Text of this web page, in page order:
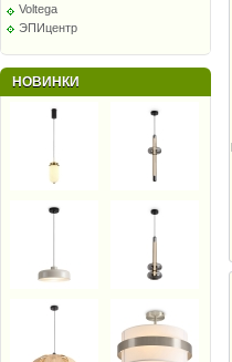
Voltega
ЭПИцентр
НОВИНКИ